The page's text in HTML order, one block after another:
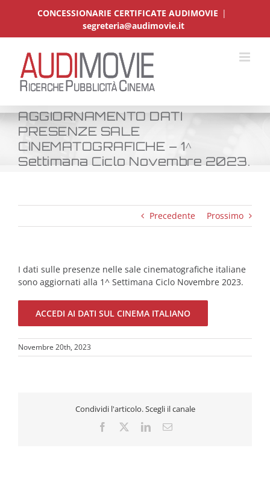
CONCESSIONARIE CERTIFICATE AUDIMOVIE |
segreteria@audimovie.it
AGGIORNAMENTO DATI
PRESENZE SALE
CINEMATOGRAFICHE – 1^
Settimana Ciclo Novembre 2023.
Precedente Prossimo
I dati sulle presenze nelle sale cinematografiche italiane
sono aggiornati alla 1^ Settimana Ciclo Novembre 2023.
ACCEDI AI DATI SUL CINEMA ITALIANO
Novembre 20th, 2023
Condividi l'articolo. Scegli il canale
Facebook LinkedInEmail